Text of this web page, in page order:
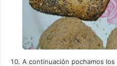
A continuación pochamos